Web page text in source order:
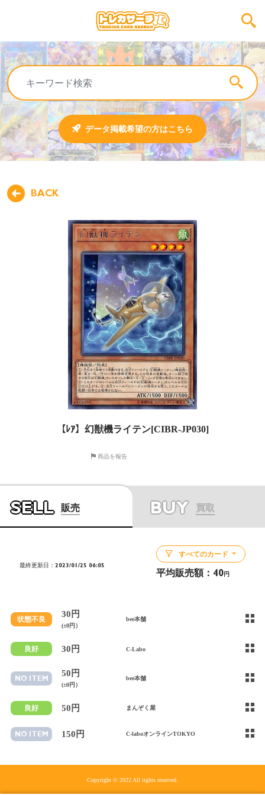
データ掲載希望の方はこちら
BACK
【ﾚｱ】幻獣機ライテン[CIBR-JP030]
商品を報告
SELL 販売 BUY 買取
最終更新日：2023/01/25 06:05
すべてのカード
平均販売額： 40円
状態不良
30円
(±0円）
bee本舗
良好 30円 C-Labo
NO ITEM
50円
(±0円）
bee本舗
良好 50円 まんぞく屋
NO ITEM 150円 C-laboオンラインTOKYO
Copyright © 2022 All rights reserved.